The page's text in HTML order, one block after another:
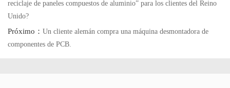
reciclaje de paneles compuestos de aluminio” para los clientes del Reino
Unido?
Próximo： Un cliente alemán compra una máquina desmontadora de
componentes de PCB.